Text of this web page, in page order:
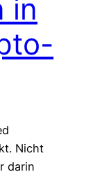
in
Nicht
darin